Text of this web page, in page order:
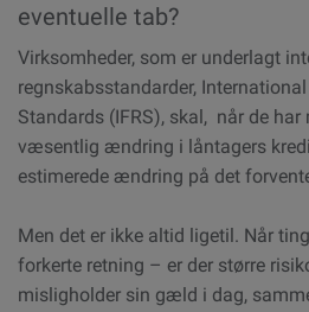
eventuelle tab?
Virksomheder, som er underlagt
regnskabsstandarder,
Standards (IFRS), skal, når de har
væsentlig ændring i låntagers
estimerede ændring på det
Men det er ikke altid ligetil. Når
forkerte retning – er der større
misligholder sin gæld i dag,